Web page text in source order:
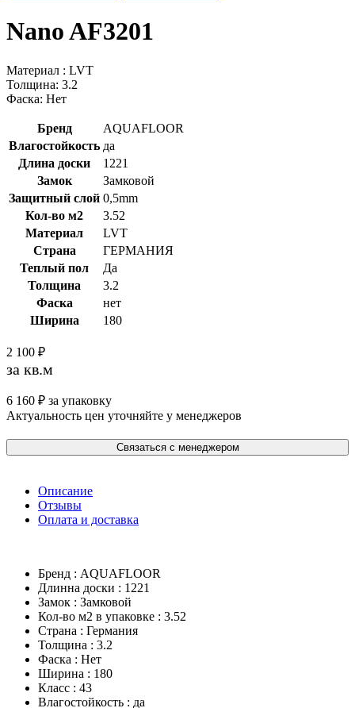
Nano AF3201
Материал : LVT
Толщина: 3.2
Фаска: Нет
Бренд
AQUAFLOOR
Влагостойкость да
Длина доски
1221
Замок
Замковой
Защитный слой 0,5mm
Кол-во м2
3.52
Материал
LVT
Страна
ГЕРМАНИЯ
Теплый пол
Да
Толщина
3.2
Фаска
нет
Ширина
180
2 100 ₽
за кв.м
6 160 ₽ за упаковку
Актуальность цен уточняйте у менеджеров
Связаться с менеджером
Описание
Отзывы
Оплата и доставка
Бренд : AQUAFLOOR
Длинна доски : 1221
Замок : Замковой
Кол-во м2 в упаковке : 3.52
Страна : Германия
Толщина : 3.2
Фаска : Нет
Ширина : 180
Класс : 43
Влагостойкость : да